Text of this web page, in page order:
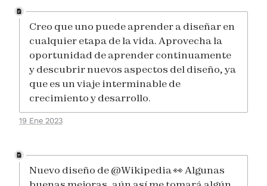
Creo que uno puede aprender a diseñar en
cualquier etapa de la vida. Aprovecha la
oportunidad de aprender continuamente
y descubrir nuevos aspectos del diseño, ya
que es un viaje interminable de
crecimiento y desarrollo.
19 Ene 2023
Nuevo diseño de @Wikipedia 👀 Algunas